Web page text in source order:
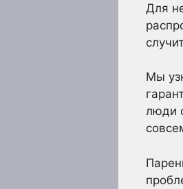
Для
Мы
люди